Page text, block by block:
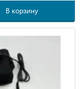
В корзину